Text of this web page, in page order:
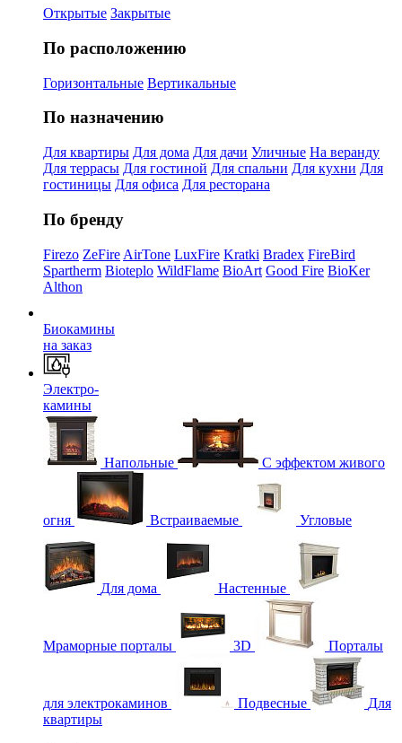
Открытые Закрытые
По расположению
Горизонтальные Вертикальные
По назначению
Для квартиры Для дома Для дачи Уличные На веранду
Для террасы Для гостиной Для спальни Для кухни Для
гостиницы Для офиса Для ресторана
По бренду
Firezo ZeFire AirTone LuxFire Kratki Bradex FireBird
Spartherm Bioteplo WildFlame BioArt Good Fire BioKer
Althon
Биокамины
на заказ
Электро-
камины
Напольные С эффектом живого
огня Встраиваемые Угловые
Для дома Настенные
Мраморные порталы 3D Порталы
для электрокаминов Подвесные
Для
квартиры